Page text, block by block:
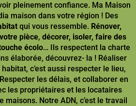
pleinement confiance. Ma Maison
maison dans votre région ! Des
qui vous ressemble. Rénover,
pièce, décorer, isoler, faire des
écolo… Ils respectent la charte
élaborée, découvrez- la ! Réaliser
c’est aussi respecter le lieu,
les délais, et collaborer en
les propriétaires et les locataires
maisons. Notre ADN, c’est le travail